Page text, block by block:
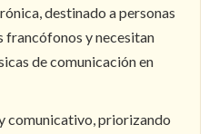
destinado a personas
francófonos y necesitan
de comunicación en
comunicativo, priorizando